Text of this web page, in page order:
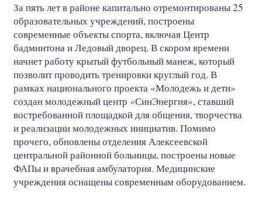
За пять лет в районе капитально отремонтированы 25
образовательных учреждений, построены
современные объекты спорта, включая Центр
бадминтона и Ледовый дворец. В скором времени
начнет работу крытый футбольный манеж, который
позволит проводить тренировки круглый год. В
рамках национального проекта «Молодежь и дети»
создан молодежный центр «СинЭнергия», ставший
востребованной площадкой для общения, творчества
и реализации молодежных инициатив. Помимо
прочего, обновлены отделения Алексеевской
центральной районной больницы, построены новые
ФАПы и врачебная амбулатория. Медицинские
учреждения оснащены современным оборудованием.